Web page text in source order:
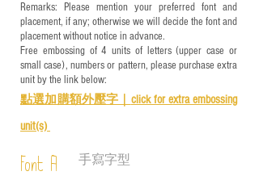
Remarks: Please mention your preferred font and
placement, if any; otherwise we will decide the font and
placement without notice in advance.
Free embossing of 4 units of letters (upper case or
small case), numbers or pattern, please purchase extra
unit by the link below:
點選加購額外壓字｜ click for extra embossing
unit(s)
Font A 手寫字型